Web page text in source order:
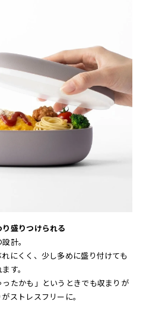
盛りつけられる
計。
にくく、少し多めに盛り付けても
す。
ったかも」というときでも収まりが
ストレスフリーに。